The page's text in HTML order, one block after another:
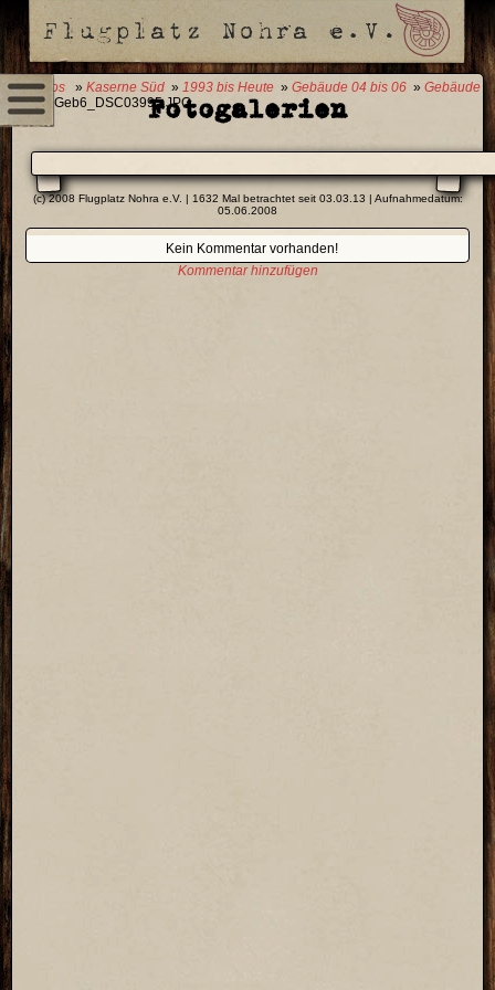
0 Fotos » Kaserne Süd » 1993 bis Heute » Gebäude 04 bis 06 » Gebäude
06» Geb6_DSC03995.JPGFotogalerien
(c) 2008 Flugplatz Nohra e.V. | 1632 Mal betrachtet seit 03.03.13 | Aufnahmedatum:
05.06.2008
Kein Kommentar vorhanden!
Kommentar hinzufügen